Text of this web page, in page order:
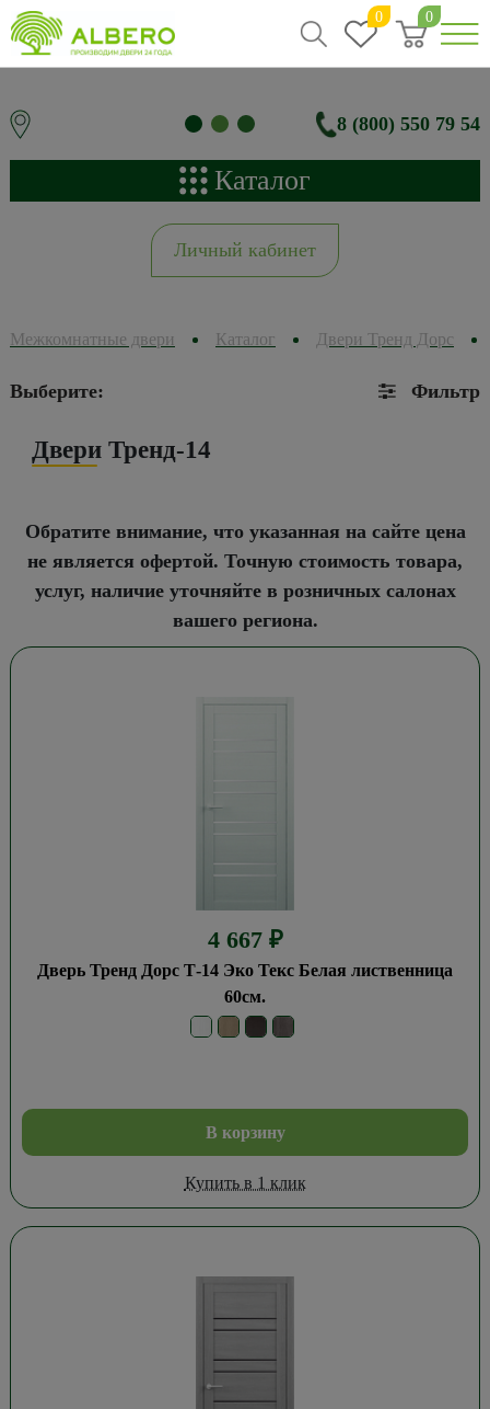
0 0
8 (800) 550 79 54
Каталог
Личный кабинет
Межкомнатные двери Каталог Двери Тренд Дорс
Выберите: Фильтр
Двери Тренд-14
Обратите внимание, что указанная на сайте цена
не является офертой. Точную стоимость товара,
услуг, наличие уточняйте в розничных салонах
вашего региона.
4 667 ₽
Дверь Тренд Дорс Т-14 Эко Текс Белая лиственница
60см.
В корзину
Купить в 1 клик